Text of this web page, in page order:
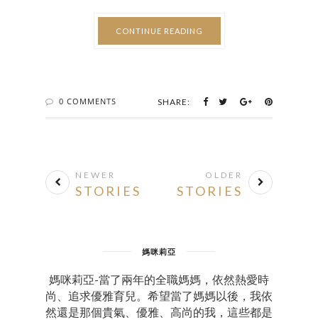
CONTINUE READING
0 COMMENTS SHARE:
NEWER
STORIES
OLDER
STORIES
媽咪莉亞
媽咪莉亞-當了兩年的全職媽媽，依然熱愛時
尚、追求優雅育兒。希望當了媽媽以後，我依
然還是那個貴氣、優雅、高尚的我，這些都是